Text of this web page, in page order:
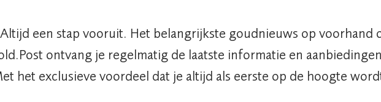
Altijd een stap vooruit. Het belangrijkste goudnieuws op voorhand
ontvang je regelmatig de laatste informatie en
het exclusieve voordeel dat je altijd als eerste op de hoogte